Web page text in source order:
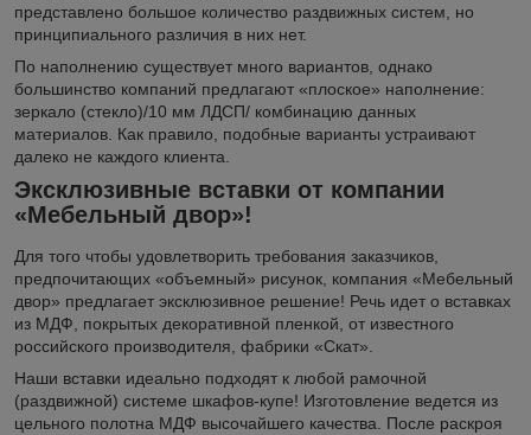
представлено большое количество раздвижных систем, но
принципиального различия в них нет.
По наполнению существует много вариантов, однако
большинство компаний предлагают «плоское» наполнение:
зеркало (стекло)/10 мм ЛДСП/ комбинацию данных
материалов. Как правило, подобные варианты устраивают
далеко не каждого клиента.
Эксклюзивные вставки от компании
«Мебельный двор»!
Для того чтобы удовлетворить требования заказчиков,
предпочитающих «объемный» рисунок, компания «Мебельный
двор» предлагает эксклюзивное решение! Речь идет о вставках
из МДФ, покрытых декоративной пленкой, от известного
российского производителя, фабрики «Скат».
Наши вставки идеально подходят к любой рамочной
(раздвижной) системе шкафов-купе! Изготовление ведется из
цельного полотна МДФ высочайшего качества. После раскроя